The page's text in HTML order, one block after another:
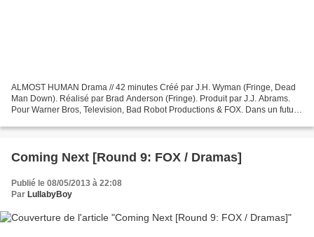
ALMOST HUMAN Drama // 42 minutes Créé par J.H. Wyman (Fringe, Dead
Man Down). Réalisé par Brad Anderson (Fringe). Produit par J.J. Abrams.
Pour Warner Bros, Television, Bad Robot Productions & FOX. Dans un futur
Coming Next [Round 9: FOX / Dramas]
Publié le 08/05/2013 à 22:08
Par LullabyBoy